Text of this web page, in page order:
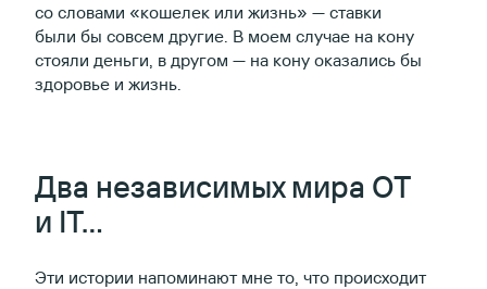
со словами «кошелек или жизнь» — ставки
были бы совсем другие. В моем случае на кону
стояли деньги, в другом — на кону оказались бы
здоровье и жизнь.
Два независимых мира OT
и IT…
Эти истории напоминают мне то, что происходит